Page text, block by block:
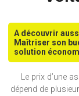
A découvrir
Maîtriser son
solution
Le prix d’une
dépend de